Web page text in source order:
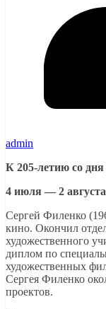
admin
К 205-летию со
4 июля — 2
Сергей Филенко
кино. Окончил
художественного
диплом по
художественных
Сергея Филенко
проектов.